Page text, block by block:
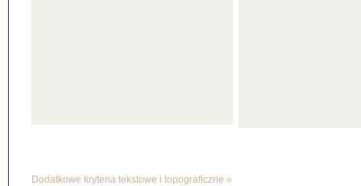
Dodatkowe kryteria tekstowe i topograficzne »